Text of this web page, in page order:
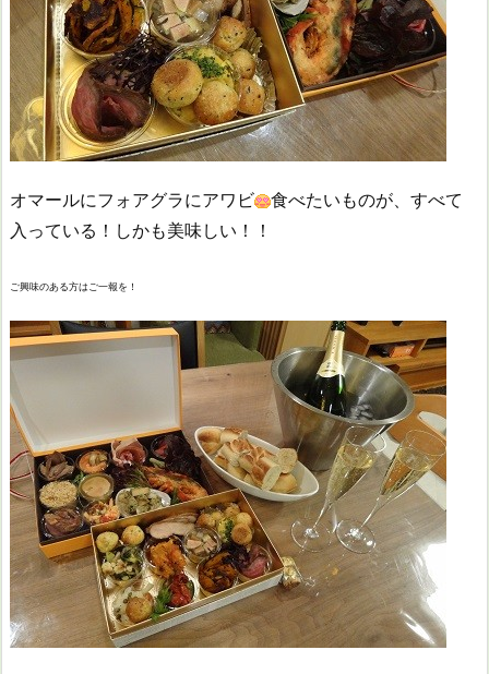
オマールにフォアグラにアワビ
食べたいものが、すべて
入っている！しかも美味しい！！
ご興味のある方はご一報を！